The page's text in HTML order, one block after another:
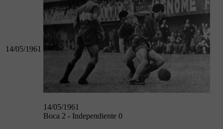
14/05/1961
14/05/1961
Boca 2 - Independiente 0